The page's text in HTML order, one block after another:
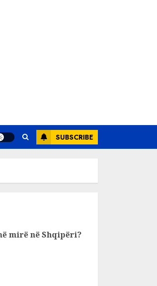
SUBSCRIBE
mirë në Shqipëri?